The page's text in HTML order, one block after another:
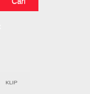
KLIP